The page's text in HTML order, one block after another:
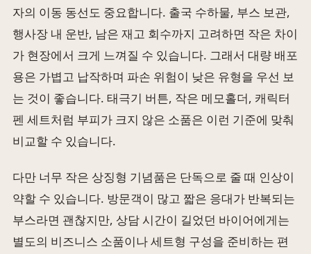
자의 이동 동선도 중요합니다. 출국 수하물, 부스 보관,
행사장 내 운반, 남은 재고 회수까지 고려하면 작은 차이
가 현장에서 크게 느껴질 수 있습니다. 그래서 대량 배포
용은 가볍고 납작하며 파손 위험이 낮은 유형을 우선 보
는 것이 좋습니다. 태극기 버튼, 작은 메모홀더, 캐릭터
펜 세트처럼 부피가 크지 않은 소품은 이런 기준에 맞춰
비교할 수 있습니다.
다만 너무 작은 상징형 기념품은 단독으로 줄 때 인상이
약할 수 있습니다. 방문객이 많고 짧은 응대가 반복되는
부스라면 괜찮지만, 상담 시간이 길었던 바이어에게는
별도의 비즈니스 소품이나 세트형 구성을 준비하는 편